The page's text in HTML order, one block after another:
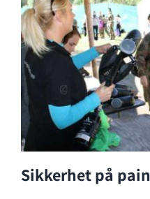
Sikkerhet på